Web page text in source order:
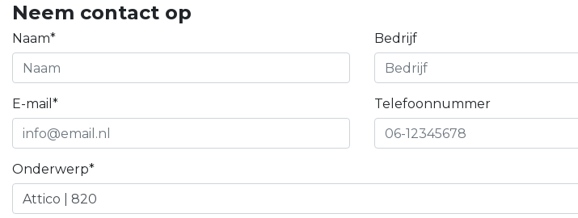
Neem contact op
Naam* Bedrijf
E-mail* Telefoonnummer
Onderwerp*